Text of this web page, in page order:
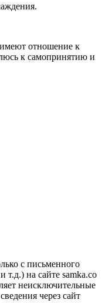
отношение к
к самопринятию и
с письменного
на сайте samka.co
неисключительные
через сайт